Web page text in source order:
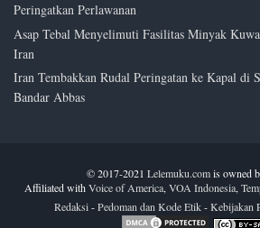
Peringatkan Perlawanan
Asap Tebal Menyelimuti Fasilitas Minyak
Iran
Iran Tembakkan Rudal Peringatan ke Kapal di
Bandar Abbas
© 2017-2021 Lelemuku.comis owned
Affiliated withVoice of America, VOA Indonesia,
Redaksi-Pedoman dan Kode Etik-Kebijakan